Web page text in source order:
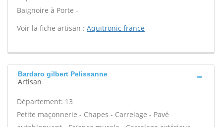
Baignoire à Porte -
Voir la fiche artisan : Aquitronic france
Bardaro gilbert Pelissanne
Artisan
Département: 13
Petite maçonnerie - Chapes - Carrelage - Pavé